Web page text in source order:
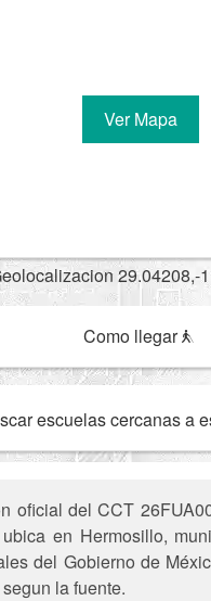
Ver Mapa
29.04208,-
Como llegar
escuelas cercanas a
oficial del CCT
en Hermosillo,
del Gobierno de
la fuente.